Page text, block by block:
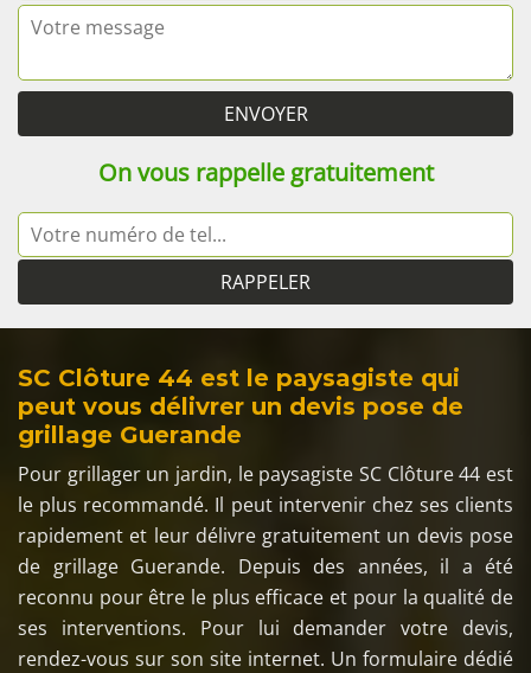
On vous rappelle gratuitement
SC Clôture 44 est le paysagiste qui
peut vous délivrer un devis pose de
grillage Guerande
Pour grillager un jardin, le paysagiste SC Clôture 44 est
le plus recommandé. Il peut intervenir chez ses clients
rapidement et leur délivre gratuitement un devis pose
de grillage Guerande. Depuis des années, il a été
reconnu pour être le plus efficace et pour la qualité de
ses interventions. Pour lui demander votre devis,
rendez-vous sur son site internet. Un formulaire dédié